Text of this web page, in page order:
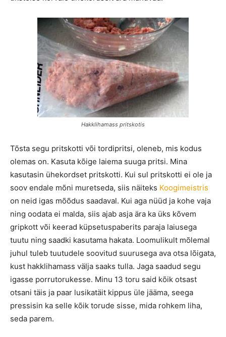
Hakklihamass pritskotis
Tõsta segu pritskotti või tordipritsi, oleneb, mis kodus
olemas on. Kasuta kõige laiema suuga pritsi. Mina
kasutasin ühekordset pritskotti. Kui sul pritskotti ei ole ja
soov endale mõni muretseda, siis näiteks Koogimeistris
on neid igas mõõdus saadaval. Kui aga nüüd ja kohe vaja
ning oodata ei malda, siis ajab asja ära ka üks kõvem
gripkott või keerad küpsetuspaberits paraja laiusega
tuutu ning saadki kasutama hakata. Loomulikult mõlemal
juhul tuleb tuutudele soovitud suurusega ava otsa lõigata,
kust hakklihamass välja saaks tulla. Jaga saadud segu
igasse porrutorukesse. Minu 13 toru said kõik otsast
otsani täis ja paar lusikatäit kippus üle jääma, seega
pressisin ka selle kõik torude sisse, mida rohkem liha,
seda parem.